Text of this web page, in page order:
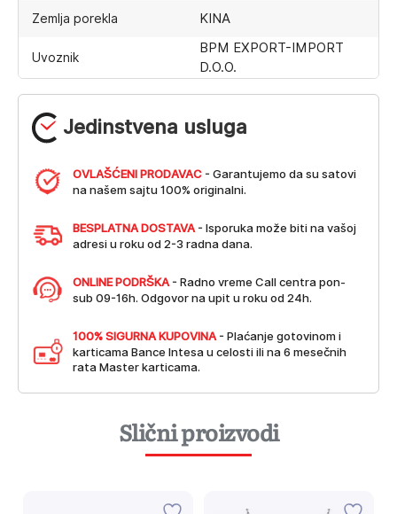
Jedinstvena usluga
OVLAŠĆENI PRODAVAC - Garantujemo da su satovi
na našem sajtu 100% originalni.
BESPLATNA DOSTAVA - Isporuka može biti na vašoj
adresi u roku od 2-3 radna dana.
ONLINE PODRŠKA - Radno vreme Call centra pon-
sub 09-16h. Odgovor na upit u roku od 24h.
100% SIGURNA KUPOVINA - Plaćanje gotovinom i
karticama Bance Intesa u celosti ili na 6 mesečnih
rata Master karticama.
Zemlja porekla KINA
Uvoznik
BPM EXPORT-IMPORT
D.O.O.
Slični proizvodi